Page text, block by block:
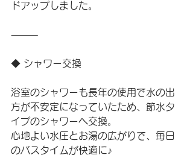
ドアップしました。
⸻
◆ シャワー交換
浴室のシャワーも長年の使用で水の出
方が不安定になっていたため、節水タ
イプのシャワーへ交換。
心地よい水圧とお湯の広がりで、毎日
のバスタイムが快適に♪